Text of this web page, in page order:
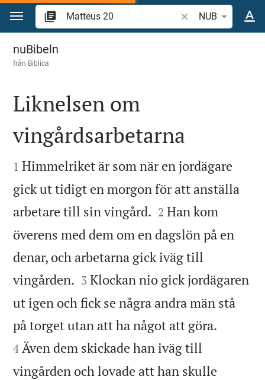
Hoppa till innehåll
Sök bibelvers eller
NUB
Matteus 20
nuBibeln
från Biblica

Liknelsen om
vingårdsarbetarna

1 Himmelriket är som när en jordägare
gick ut tidigt en morgon för att anställa
arbetare till sin vingård. 

2 Han kom
överens med dem om en dagslön på en
denar, och arbetarna gick iväg till
vingården. 

3 Klockan nio gick jordägaren
ut igen och fick se några andra män stå
på torget utan att ha något att göra.
4 Även dem skickade han iväg till
vingården och lovade att han skulle